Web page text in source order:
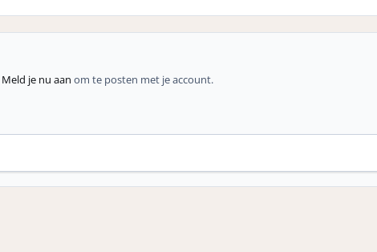
Meld je nu aan om te posten met je account.